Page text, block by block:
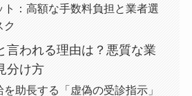
ト：高額な手数料負担と業者選
ク
言われる理由は？悪質な業
分け方
助長する「虚偽の受診指示」